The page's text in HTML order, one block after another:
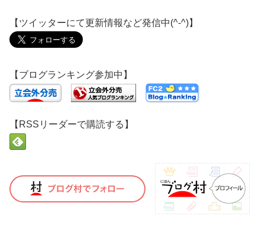
【ツイッターにて更新情報など発信中(^-^)】
【ブログランキング参加中】
【RSSリーダーで購読する】